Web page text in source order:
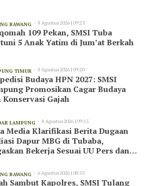
BAWANG 8 Agustus 2026 | 09:23
109 Pekan, SMSI Tuba
5 Anak Yatim di Jum’at Berkah
TIMUR 8 Agustus 2026 | 09:20
Budaya HPN 2027: SMSI
Promosikan Cagar Budaya
Konservasi Gajah
LAMPUNG 8 Agustus 2026 | 09:15
Media Klarifikasi Berita Dugaan
Dapur MBG di Tubaba,
Bekerja Sesuai UU Pers dan
BAWANG 6 Agustus 2026 | 08:55
Sambut Kapolres, SMSI Tulang